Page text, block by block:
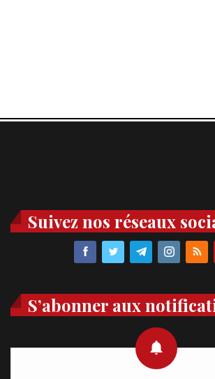
Suivez nos réseaux
S’abonner aux